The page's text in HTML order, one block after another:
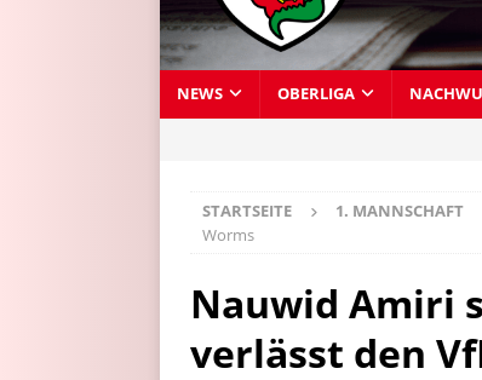
NEWS OBERLIGA
STARTSEITE 1. MANNSCHAFT
Worms
Nauwid Amiri
verlässt den